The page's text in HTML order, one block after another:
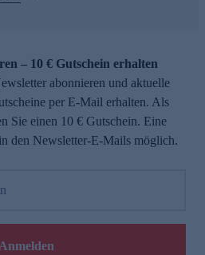
– 10 € Gutschein erhalten
abonnieren und aktuelle
per E-Mail erhalten. Als
Sie einen 10 € Gutschein. Eine
den Newsletter-E-Mails möglich.
Anmelden